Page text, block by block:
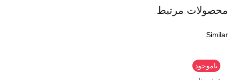
محصولات مرتبط
Similar
ناموجود